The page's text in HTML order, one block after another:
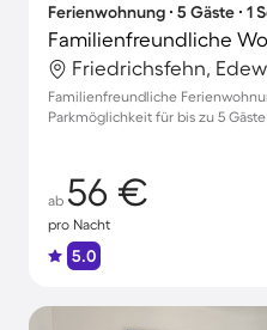
Ferienwohnung ∙ 5 Gäste ∙ 1
Familienfreundliche
Friedrichsfehn,
Familienfreundliche
Parkmöglichkeit für bis zu 5
ab 56 €
pro Nacht
5.0